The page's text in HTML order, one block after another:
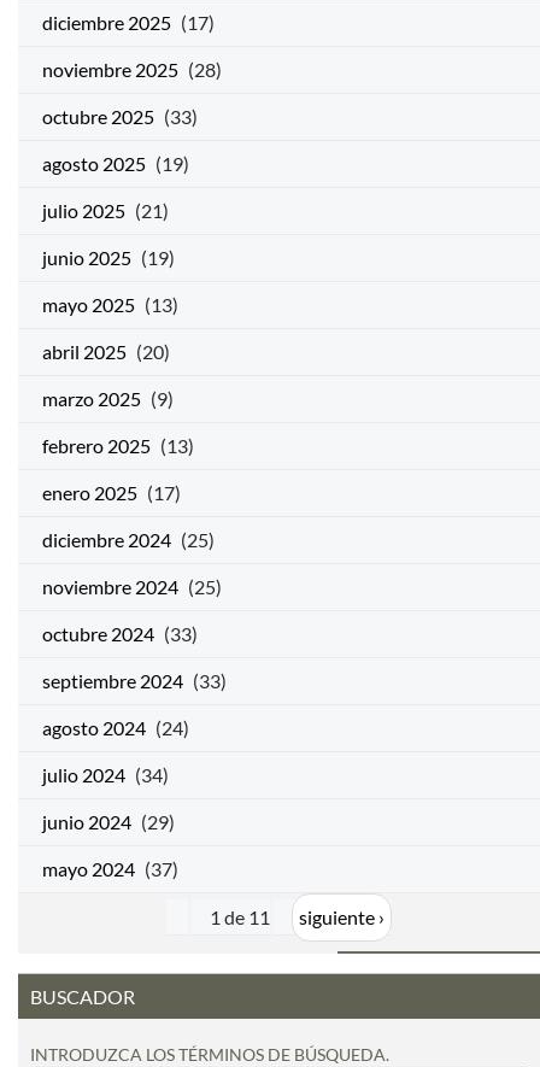
diciembre 2025 (17)
noviembre 2025 (28)
octubre 2025 (33)
agosto 2025 (19)
julio 2025 (21)
junio 2025 (19)
mayo 2025 (13)
abril 2025 (20)
marzo 2025 (9)
febrero 2025 (13)
enero 2025 (17)
diciembre 2024 (25)
noviembre 2024 (25)
octubre 2024 (33)
septiembre 2024 (33)
agosto 2024 (24)
julio 2024 (34)
junio 2024 (29)
mayo 2024 (37)
1 de 11 siguiente ›
BUSCADOR
INTRODUZCA LOS TÉRMINOS DE BÚSQUEDA.